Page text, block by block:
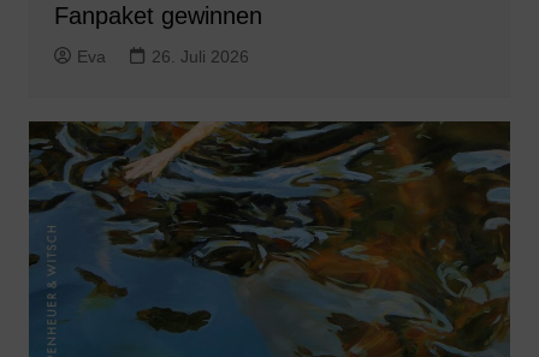
Fanpaket gewinnen
Eva 26. Juli 2026